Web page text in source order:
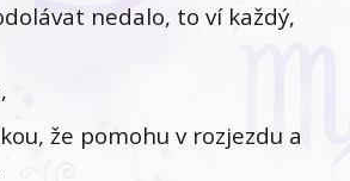
nedalo, to ví každý,
že pomohu v rozjezdu a